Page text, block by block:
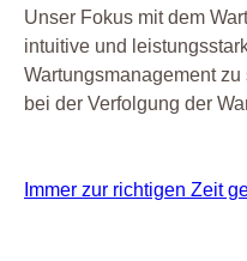
Unser Fokus mit dem
intuitive und
Wartungsmanagement
bei der Verfolgung der
Immer zur richtigen Zeit